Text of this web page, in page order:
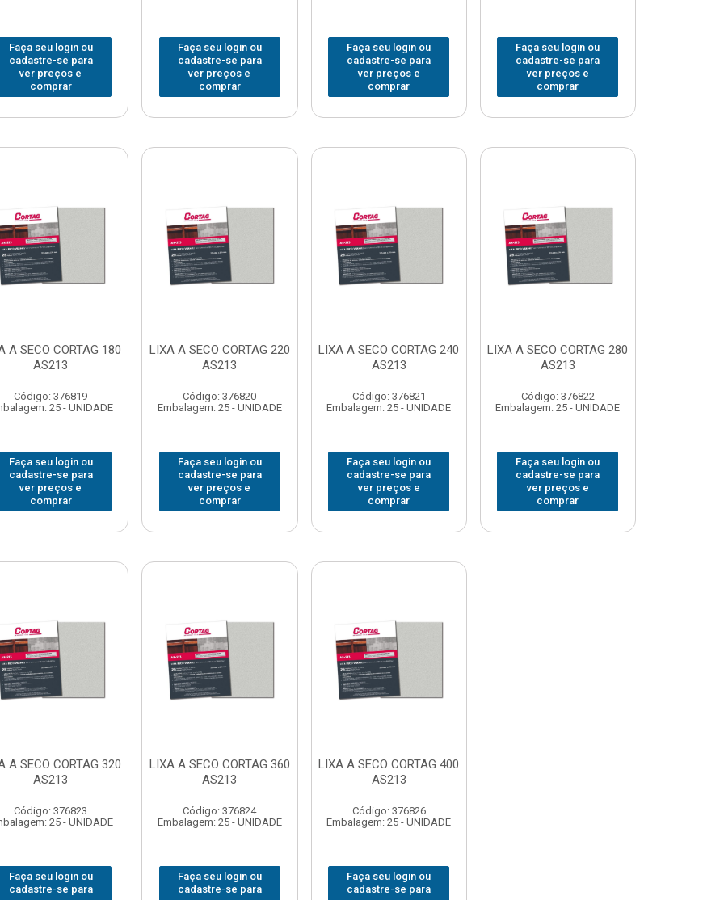
Faça seu login ou
cadastre-se para
ver preços e
comprar
Faça seu login ou
cadastre-se para
ver preços e
comprar
Faça seu login ou
cadastre-se para
ver preços e
comprar
Faça seu login ou
cadastre-se para
ver preços e
comprar
A SECO CORTAG 180
AS213
Código: 376819
25 - UNIDADE
Faça seu login ou
cadastre-se para
ver preços e
comprar
LIXA A SECO CORTAG 220
AS213
Código: 376820
Embalagem: 25 - UNIDADE
Faça seu login ou
cadastre-se para
ver preços e
comprar
LIXA A SECO CORTAG 240
AS213
Código: 376821
Embalagem: 25 - UNIDADE
Faça seu login ou
cadastre-se para
ver preços e
comprar
LIXA A SECO CORTAG 280
AS213
Código: 376822
Embalagem: 25 - UNIDADE
Faça seu login ou
cadastre-se para
ver preços e
comprar
A SECO CORTAG 320
AS213
Código: 376823
25 - UNIDADE
Faça seu login ou
cadastre-se para
LIXA A SECO CORTAG 360
AS213
Código: 376824
Embalagem: 25 - UNIDADE
Faça seu login ou
cadastre-se para
LIXA A SECO CORTAG 400
AS213
Código: 376826
Embalagem: 25 - UNIDADE
Faça seu login ou
cadastre-se para